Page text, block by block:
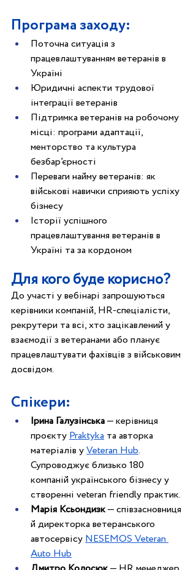
Програма заходу:
Поточна ситуація з
працевлаштуванням ветеранів в
Україні
Юридичні аспекти трудової
інтеграції ветеранів
Підтримка ветеранів на робочому
місці: програми адаптації,
менторство та культура
безбар’єрності
Переваги найму ветеранів: як
військові навички сприяють успіху
бізнесу
Історії успішного
працевлаштування ветеранів в
Україні та за кордоном
Для кого буде корисно?
До участі у вебінарі запрошуються
керівники компаній, HR-спеціалісти,
рекрутери та всі, хто зацікавлений у
взаємодії з ветеранами або планує
працевлаштувати фахівців з військовим
досвідом.
Спікери:
Ірина Галузінська — керівниця
проєкту Praktyka та авторка
матеріалів у Veteran Hub.
Супроводжує близько 180
компаній українського бізнесу у
створенні veteran friendly практик.
Марія Ксьондизк — співзасновниця
й директорка ветеранського
автосервісу NESEMOS Veteran
Auto Hub